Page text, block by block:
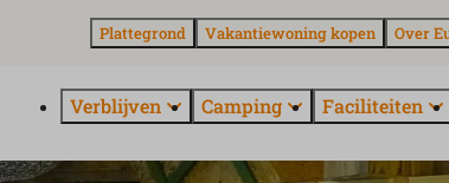
Plattegrond Vakantiewoning kopen Over
Verblijven Camping Faciliteiten